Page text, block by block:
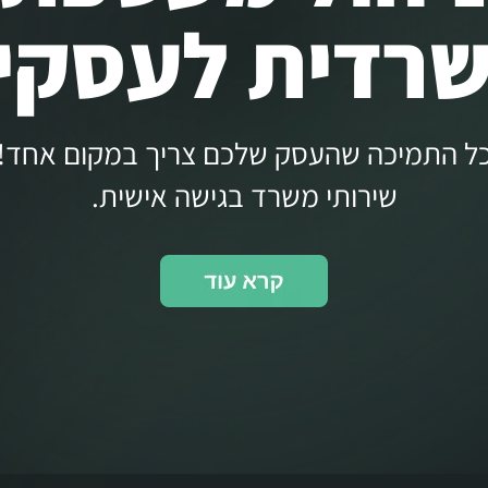
התמיכה שהעסק שלכם צריך במקום
שירותי משרד בגישה אישית.